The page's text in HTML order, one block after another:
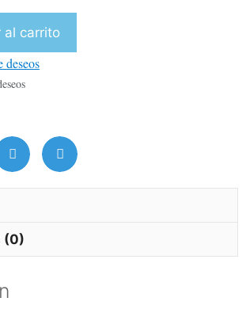
al carrito
deseos
(0)